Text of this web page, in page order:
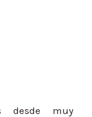
desde muy